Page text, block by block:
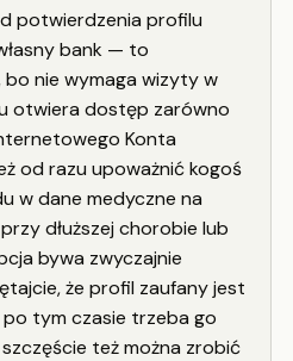
potwierdzenia profilu
bank — to
nie wymaga wizyty w
otwiera dostęp zarówno
Konta
od razu upoważnić kogoś
w dane medyczne na
dłuższej chorobie lub
bywa zwyczajnie
że profil zaufany jest
tym czasie trzeba go
też można zrobić